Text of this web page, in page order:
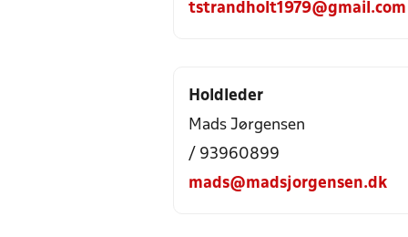
tstrandholt1979@gmail.com
Holdleder
Mads Jørgensen
/ 93960899
mads@madsjorgensen.dk